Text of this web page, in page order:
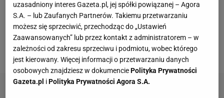
50 g tartego parmezanu
50 g miękkiegomasła
100 g suszonejszynkiw plastrach
1 camembert
uzasadniony interes Gazeta.pl, jej spółki powiązanej – Agora
S.A. – lub Zaufanych Partnerów. Takiemu przetwarzaniu
możesz się sprzeciwić, przechodząc do „Ustawień
Zaawansowanych” lub przez kontakt z administratorem – w
zależności od zakresu sprzeciwu i podmiotu, wobec którego
jest kierowany. Więcej informacji o przetwarzaniu danych
osobowych znajdziesz w dokumencie Polityka Prywatności
Gazeta.pl i Polityka Prywatności Agora S.A.